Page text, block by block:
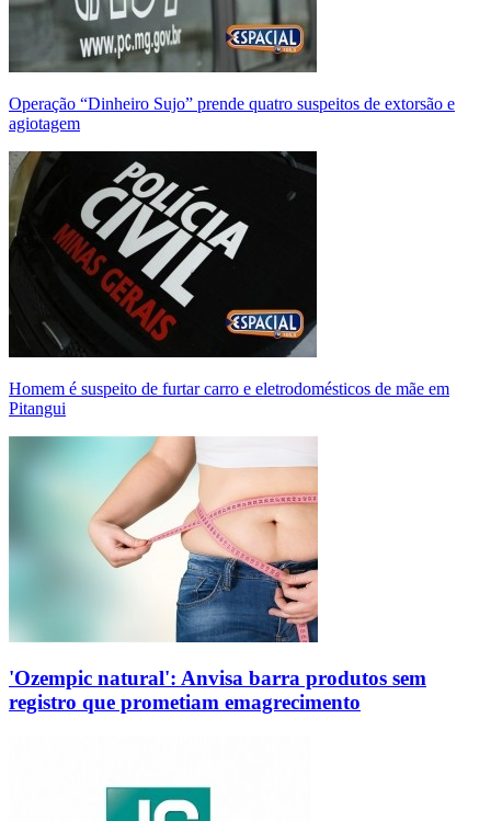
Operação “Dinheiro Sujo” prende quatro suspeitos de extorsão e
agiotagem
Homem é suspeito de furtar carro e eletrodomésticos de mãe em
Pitangui
'Ozempic natural': Anvisa barra produtos sem
registro que prometiam emagrecimento